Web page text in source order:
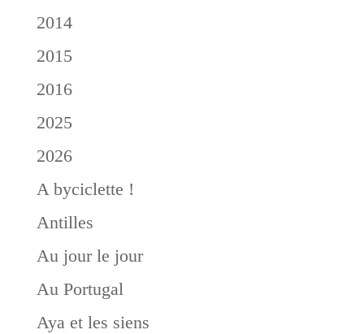
2014
2015
2016
2025
2026
A byciclette !
Antilles
Au jour le jour
Au Portugal
Aya et les siens